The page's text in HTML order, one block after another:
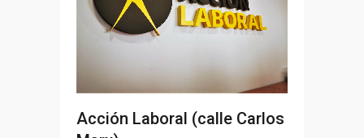
Acción Laboral (calle Carlos